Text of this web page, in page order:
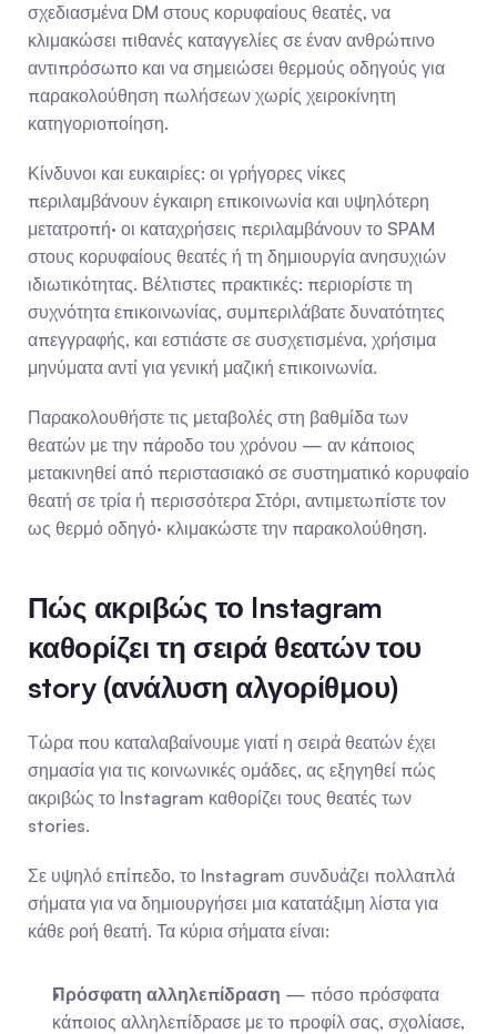
σχεδιασμένα DM στους κορυφαίους θεατές, να
κλιμακώσει πιθανές καταγγελίες σε έναν ανθρώπινο
αντιπρόσωπο και να σημειώσει θερμούς οδηγούς για
παρακολούθηση πωλήσεων χωρίς χειροκίνητη
κατηγοριοποίηση.
Κίνδυνοι και ευκαιρίες: οι γρήγορες νίκες
περιλαμβάνουν έγκαιρη επικοινωνία και υψηλότερη
μετατροπή· οι καταχρήσεις περιλαμβάνουν το SPAM
στους κορυφαίους θεατές ή τη δημιουργία ανησυχιών
ιδιωτικότητας. Βέλτιστες πρακτικές: περιορίστε τη
συχνότητα επικοινωνίας, συμπεριλάβατε δυνατότητες
απεγγραφής, και εστιάστε σε συσχετισμένα, χρήσιμα
μηνύματα αντί για γενική μαζική επικοινωνία.
Παρακολουθήστε τις μεταβολές στη βαθμίδα των
θεατών με την πάροδο του χρόνου — αν κάποιος
μετακινηθεί από περιστασιακό σε συστηματικό κορυφαίο
θεατή σε τρία ή περισσότερα Στόρι, αντιμετωπίστε τον
ως θερμό οδηγό· κλιμακώστε την παρακολούθηση.
Πώς ακριβώς το Instagram
καθορίζει τη σειρά θεατών του
story (ανάλυση αλγορίθμου)
Τώρα που καταλαβαίνουμε γιατί η σειρά θεατών έχει
σημασία για τις κοινωνικές ομάδες, ας εξηγηθεί πώς
ακριβώς το Instagram καθορίζει τους θεατές των
stories.
Σε υψηλό επίπεδο, το Instagram συνδυάζει πολλαπλά
σήματα για να δημιουργήσει μια κατατάξιμη λίστα για
κάθε ροή θεατή. Τα κύρια σήματα είναι:
Πρόσφατη αλληλεπίδραση — πόσο πρόσφατα
κάποιος αλληλεπίδρασε με το προφίλ σας, σχολίασε,